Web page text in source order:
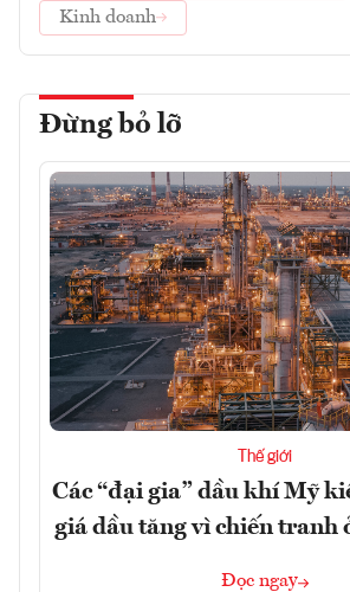
Kinh doanh
Đừng bỏ lỡ
Thế giới
Các “đại gia” dầu khí Mỹ
giá dầu tăng vì chiến tranh
Đọc ngay